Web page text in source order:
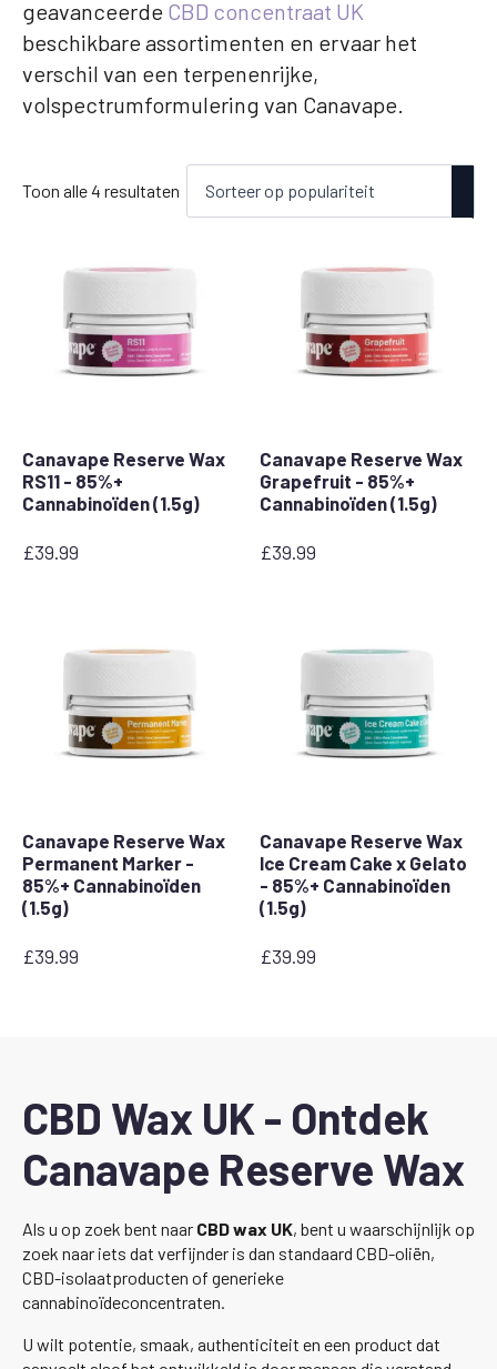
geavanceerde CBD concentraat UK
beschikbare assortimenten en ervaar het
verschil van een terpenenrijke,
volspectrumformulering van Canavape.
Toon alle 4 resultaten Gesorteerd
op
Canavape Reserve Wax
RS11 - 85%+
Cannabinoïden (1.5g)
£39.99
Canavape Reserve Wax
Grapefruit - 85%+
Cannabinoïden (1.5g)
£39.99
Canavape Reserve Wax
Permanent Marker -
85%+ Cannabinoïden
(1.5g)
£39.99
Canavape Reserve Wax
Ice Cream Cake x Gelato
- 85%+ Cannabinoïden
(1.5g)
£39.99
CBD Wax UK - Ontdek
Canavape Reserve Wax
Als u op zoek bent naar CBD wax UK, bent u waarschijnlijk op
zoek naar iets dat verfijnder is dan standaard CBD-oliën,
CBD-isolaatproducten of generieke
cannabinoïdeconcentraten.
U wilt potentie, smaak, authenticiteit en een product dat